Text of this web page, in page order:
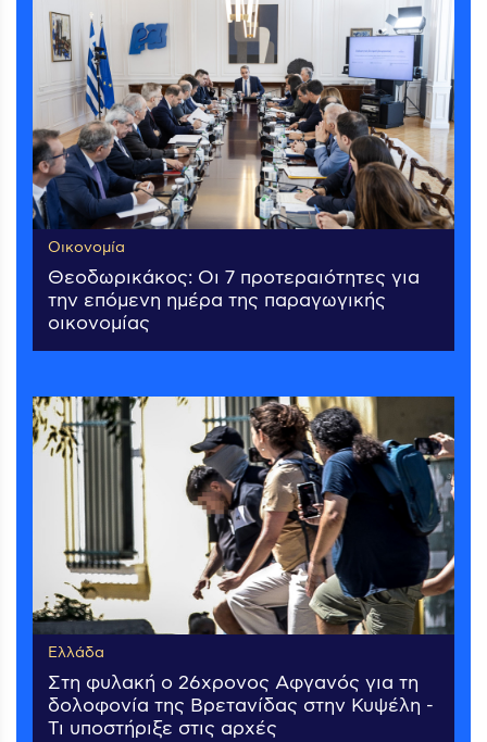
Οικονομία
Θεοδωρικάκος: Οι 7 προτεραιότητες για
την επόμενη ημέρα της παραγωγικής
οικονομίας
Ελλάδα
Στη φυλακή ο 26χρονος Αφγανός για τη
δολοφονία της Βρετανίδας στην Κυψέλη -
Τι υποστήριξε στις αρχές